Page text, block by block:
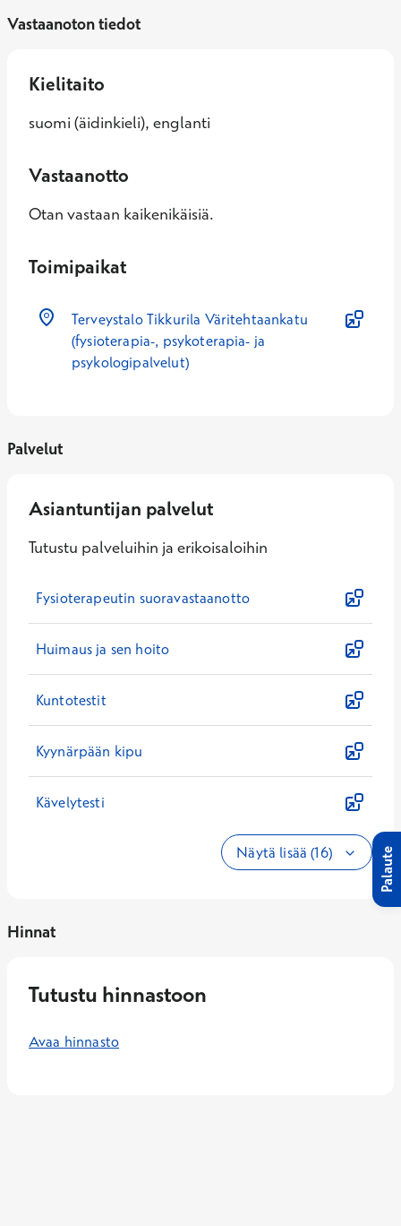
Vastaanoton tiedot
Kielitaito
suomi (äidinkieli), englanti
Vastaanotto
Otan vastaan kaikenikäisiä.
Toimipaikat
Terveystalo Tikkurila Väritehtaankatu
(fysioterapia-, psykoterapia- ja
psykologipalvelut)
Palvelut
Asiantuntijan palvelut
Tutustu palveluihin ja erikoisaloihin
Fysioterapeutin suoravastaanotto
Huimaus ja sen hoito
Kuntotestit
Kyynärpään kipu
Kävelytesti
Näytä lisää (16)
Hinnat
Tutustu hinnastoon
Avaa hinnasto
Palaute